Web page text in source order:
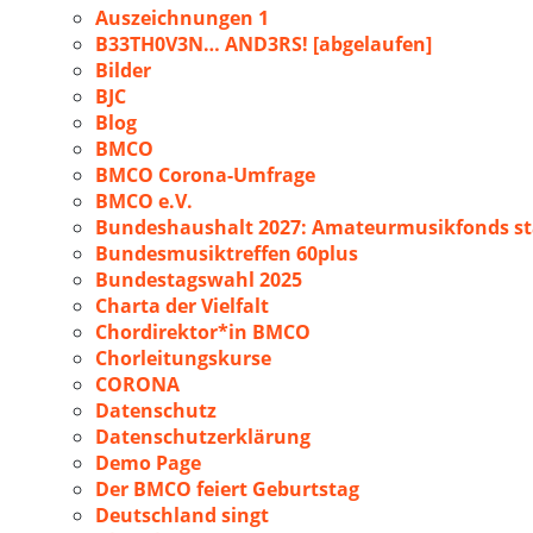
Auszeichnungen 1
B33TH0V3N… AND3RS! [abgelaufen]
Bilder
BJC
Blog
BMCO
BMCO Corona-Umfrage
BMCO e.V.
Bundeshaushalt 2027: Amateurmusikfonds
Bundesmusiktreffen 60plus
Bundestagswahl 2025
Charta der Vielfalt
Chordirektor*in BMCO
Chorleitungskurse
CORONA
Datenschutz
Datenschutzerklärung
Demo Page
Der BMCO feiert Geburtstag
Deutschland singt